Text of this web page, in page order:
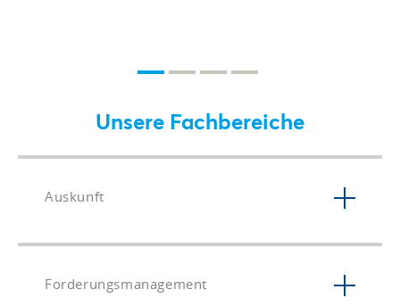
Unsere Fachbereiche
Auskunft
Forderungsmanagement